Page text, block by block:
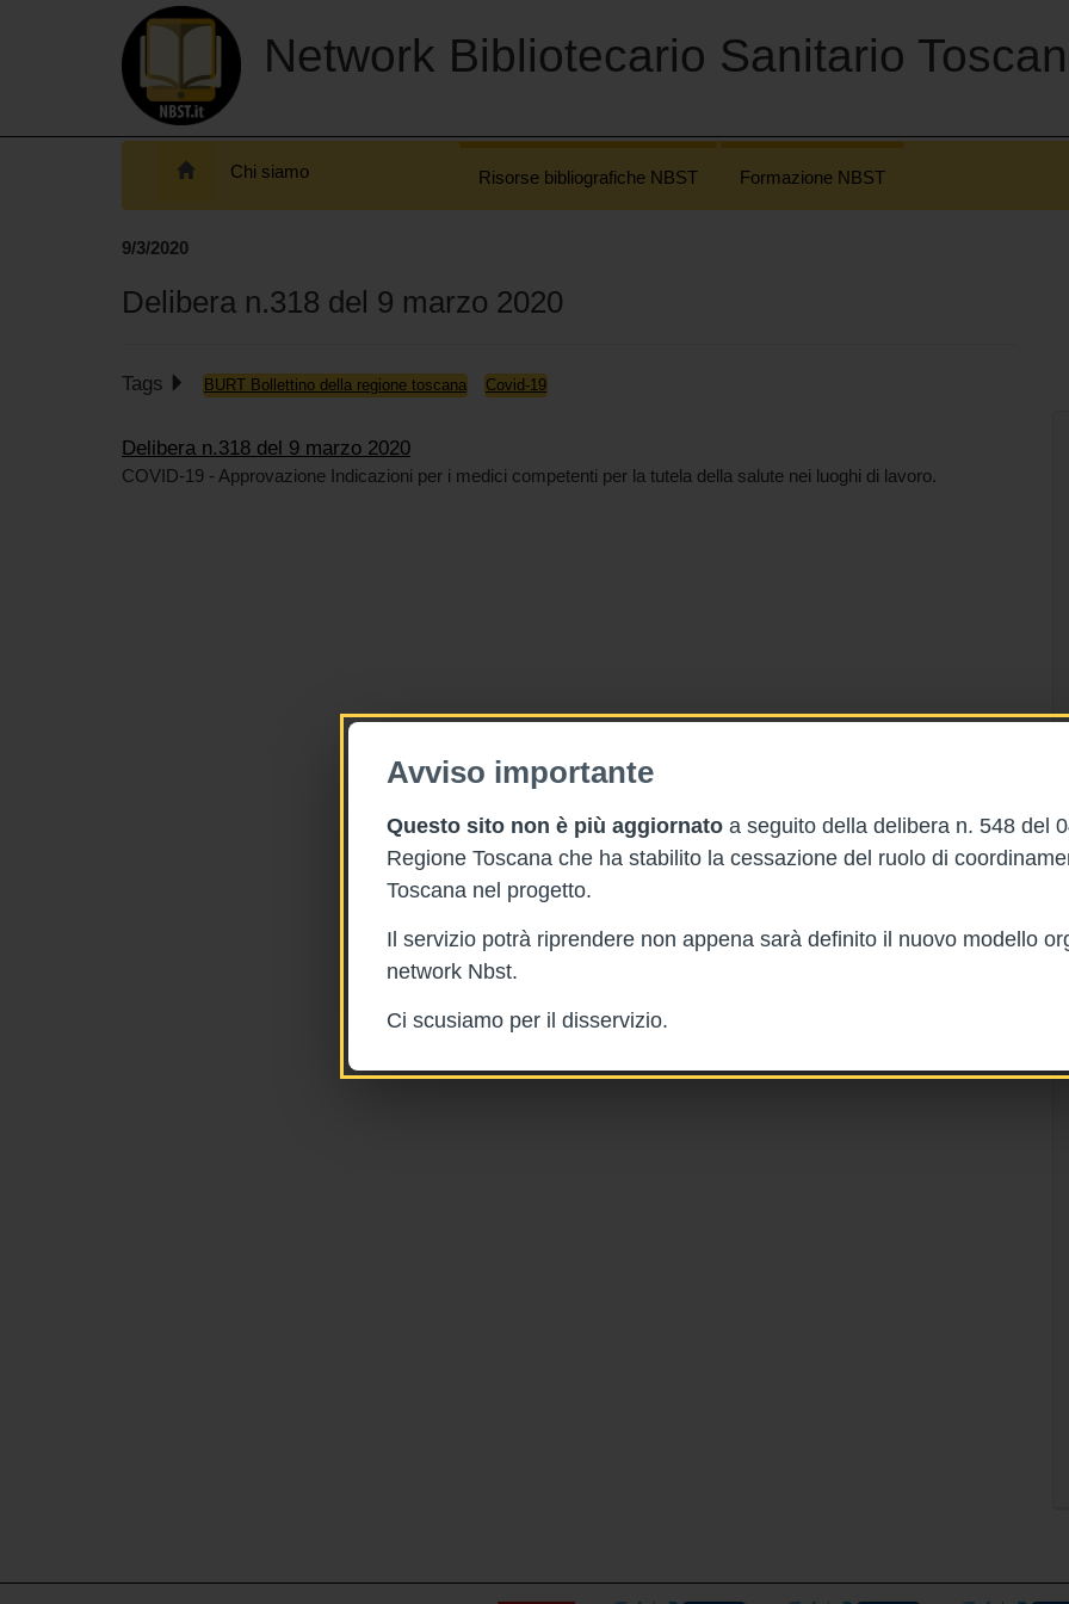
Avviso importante
Questo sito non è più aggiornato a seguito della delibera n. 548 del
Regione Toscana che ha stabilito la cessazione del ruolo di
Toscana nel progetto.
Il servizio potrà riprendere non appena sarà definito il nuovo modello
network Nbst.
Ci scusiamo per il disservizio.
Network Bibliotecario Sanitario
Chi siamo Risorse bibliografiche NBST Formazione NBST
9/3/2020
Delibera n.318 del 9 marzo 2020
Tags BURT Bollettino della regione toscana Covid-19
Delibera n.318 del 9 marzo 2020
COVID-19 - Approvazione Indicazioni per i medici competenti per la tutela della salute nei luoghi di lavoro.